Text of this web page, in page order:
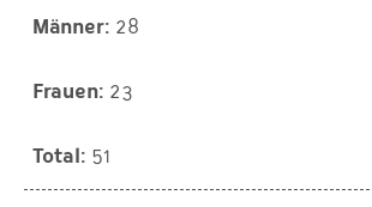
28
23
51